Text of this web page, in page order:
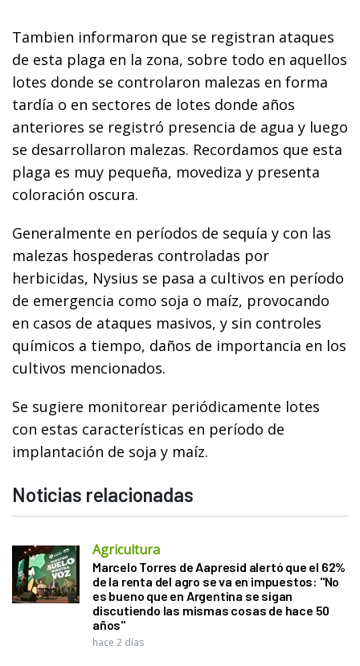
Tambien informaron que se registran ataques
de esta plaga en la zona, sobre todo en aquellos
lotes donde se controlaron malezas en forma
tardía o en sectores de lotes donde años
anteriores se registró presencia de agua y luego
se desarrollaron malezas. Recordamos que esta
plaga es muy pequeña, movediza y presenta
coloración oscura.
Generalmente en períodos de sequía y con las
malezas hospederas controladas por
herbicidas, Nysius se pasa a cultivos en período
de emergencia como soja o maíz, provocando
en casos de ataques masivos, y sin controles
químicos a tiempo, daños de importancia en los
cultivos mencionados.
Se sugiere monitorear periódicamente lotes
con estas características en período de
implantación de soja y maíz.
Noticias relacionadas
Agricultura
Marcelo Torres de Aapresid alertó que el 62%
de la renta del agro se va en impuestos: "No
es bueno que en Argentina se sigan
discutiendo las mismas cosas de hace 50
años"
hace 2 días